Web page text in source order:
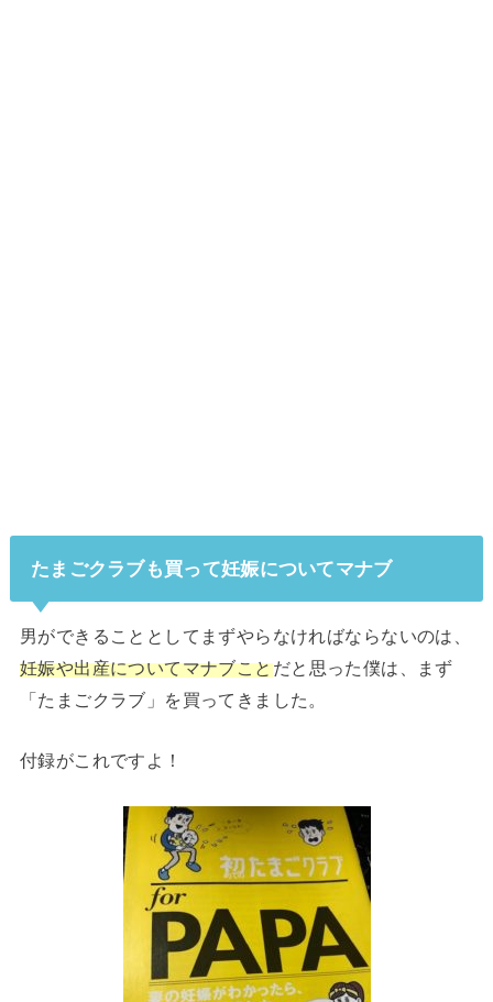
たまごクラブも買って妊娠についてマナブ
男ができることとしてまずやらなければならないのは、
妊娠や出産についてマナブことだと思った僕は、まず
「たまごクラブ」を買ってきました。
付録がこれですよ！